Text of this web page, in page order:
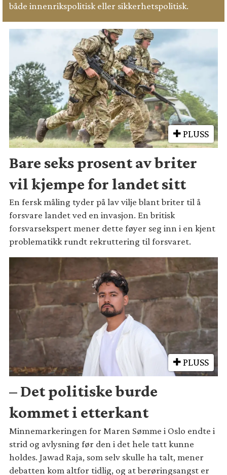
både innenrikspolitisk eller sikkerhetspolitisk.
PLUSS
Bare seks prosent av briter
vil kjempe for landet sitt
En fersk måling tyder på lav vilje blant briter til å
forsvare landet ved en invasjon. En britisk
forsvarsekspert mener dette føyer seg inn i en kjent
problematikk rundt rekruttering til forsvaret.
PLUSS
– Det politiske burde
kommet i etterkant
Minnemarkeringen for Maren Sømme i Oslo endte i
strid og avlysning før den i det hele tatt kunne
holdes. Jawad Raja, som selv skulle ha talt, mener
debatten kom altfor tidlig, og at berøringsangst er